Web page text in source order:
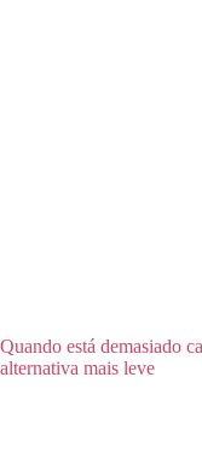
Quando está demasiado
alternativa mais leve